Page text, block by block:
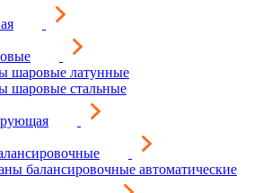
шаровые латунные
шаровые стальные
балансировочные автоматические